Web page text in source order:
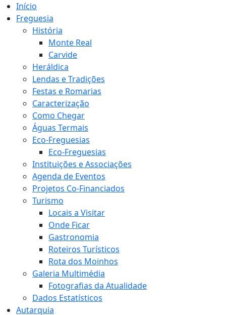
Início
Freguesia
História
Monte Real
Carvide
Heráldica
Lendas e Tradições
Festas e Romarias
Caracterização
Como Chegar
Águas Termais
Eco-Freguesias
Eco-Freguesias
Instituições e Associações
Agenda de Eventos
Projetos Co-Financiados
Turismo
Locais a Visitar
Onde Ficar
Gastronomia
Roteiros Turísticos
Rota dos Moinhos
Galeria Multimédia
Fotografias da Atualidade
Dados Estatísticos
Autarquia